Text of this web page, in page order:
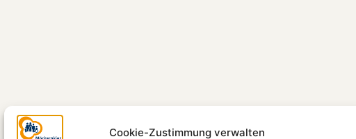
Cookie-Zustimmung verwalten